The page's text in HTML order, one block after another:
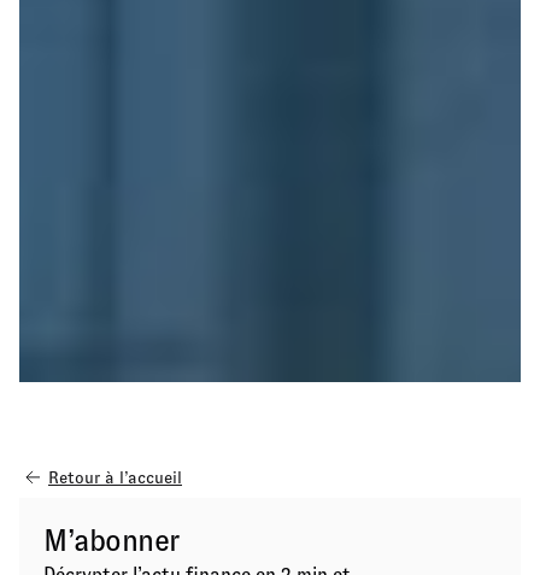
Retour à l’accueil
M’abonner